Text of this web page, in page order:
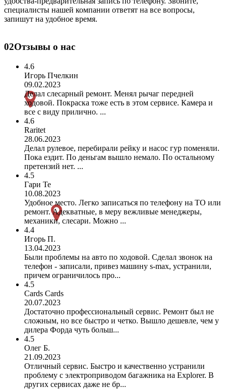
специалисты нашей компании ответят на все вопросы,
запишут на удобное время.
02Отзывы о нас
4.6
Игорь Пчелкин
09.02.2023
Делал слесарный ремонт. Менял рычаг передней
ходовой. Покраска тоже есть в этом сервисе. Камера и
все с виду прилично. ...
4.6
Raritet
28.06.2023
Делал рулевое, перебирали рейку и насос гур поменяли.
Пока ездит. По деньгам вышло немало. По остальному
претензий нет. ...
4.5
Гари Те
10.08.2023
Удобное место. Легко записаться по телефону на ТО или
ремонт. Адекватные, в меру вежливые менеджеры,
механики, слесари. Можно ...
4.4
Игорь П.
13.04.2023
Были проблемы на авто по ходовой. Сделал звонок на
телефон - записали, привез машину s-max, устранили,
причем ограничилось про...
4.5
Cards Cards
20.07.2023
Достаточно профессиональный сервис. Ремонт был не
сложным, но все быстро и четко. Вышло дешевле, чем у
дилера Форда чуть больш...
4.5
Олег Б.
21.09.2023
Отличный сервис. Быстро и качественно устранили
проблему с электроприводом багажника на Explorer. В
других сервисах даже не бр...